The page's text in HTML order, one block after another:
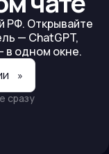
РФ. Открывайте
— ChatGPT,
в одном окне.
»
сразу